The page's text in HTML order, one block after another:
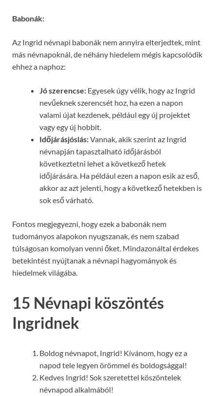
Babonák:
Az Ingrid névnapi babonák nem annyira elterjedtek, mint
más névnapoknál, de néhány hiedelem mégis kapcsolódik
ehhez a naphoz:
Jó szerencse: Egyesek úgy vélik, hogy az Ingrid
nevűeknek szerencsét hoz, ha ezen a napon
valami újat kezdenek, például egy új projektet
vagy egy új hobbit.
Időjárásjóslás:Vannak, akik szerint az Ingrid
névnapján tapasztalható időjárásból
következtetni lehet a következő hetek
időjárására. Ha például ezen a napon esik az eső,
akkor az azt jelenti, hogy a következő hetekben is
sok eső várható.
Fontos megjegyezni, hogy ezek a babonák nem
tudományos alapokon nyugszanak, és nem szabad
túlságosan komolyan venni őket. Mindazonáltal érdekes
betekintést nyújtanak a névnapi hagyományok és
hiedelmek világába.
15 Névnapi köszöntés
Ingridnek
Boldog névnapot, Ingrid! Kívánom, hogy ez a
napod tele legyen örömmel és boldogsággal!
Kedves Ingrid! Sok szeretettel köszöntelek
névnapod alkalmából!